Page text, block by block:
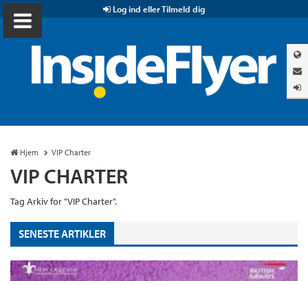
Log ind eller Tilmeld dig
Hjem VIP Charter
VIP CHARTER
Tag Arkiv for "VIP Charter".
SENESTE ARTIKLER